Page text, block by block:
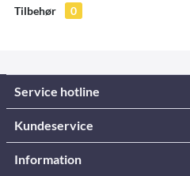
Tilbehør 0
Service hotline
Kundeservice
Information